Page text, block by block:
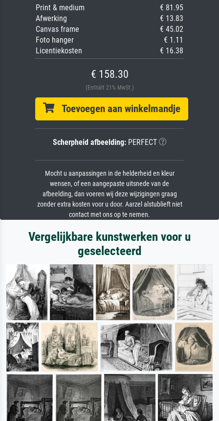
Print & medium
€ 81.95
Afwerking
€ 13.83
Canvas frame
€ 45.02
Foto hanger
€ 1.11
Licentiekosten
€ 16.38
€ 158.30
(Enthält 21% MwSt.)
Toevoegen aan winkelmandje
Scherpheid afbeelding:PERFECT
Mocht u aanpassingen in de helderheid en kleur
wensen, of een aangepaste uitsnede van de
afbeelding, dan voeren wij deze wijzigingen graag
zonder extra kosten voor u door. Aarzel alstublieft niet
contact met ons op te nemen.
Vergelijkbare kunstwerken voor u
geselecteerd